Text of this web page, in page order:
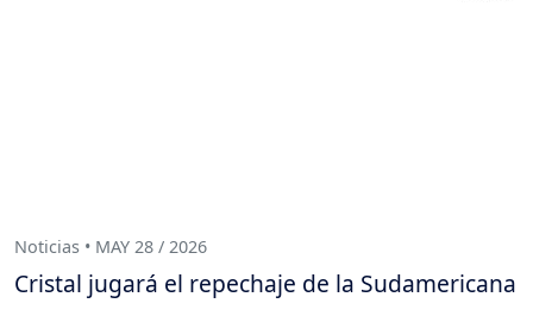
Noticias • MAY 28 / 2026
Cristal jugará el repechaje de la Sudamericana